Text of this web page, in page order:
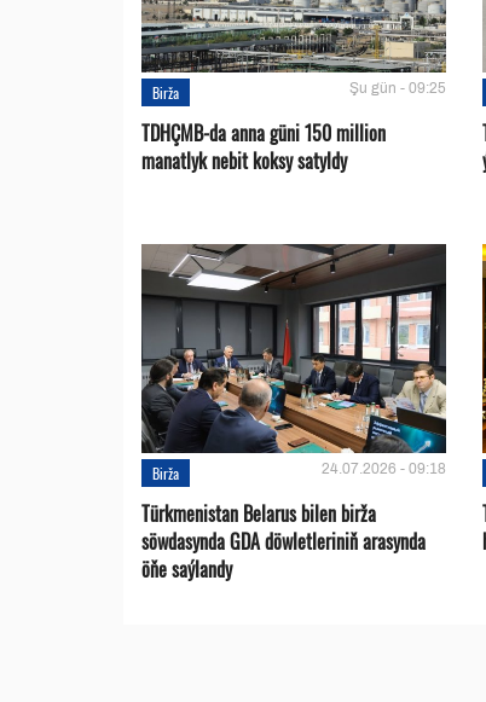
Birža Şu gün - 09:25
TDHÇMB-da anna güni 150 million
manatlyk nebit koksy satyldy
Birža 24.07.2026 - 09:18
Türkmenistan Belarus bilen birža
söwdasynda GDA döwletleriniň arasynda
öňe saýlandy